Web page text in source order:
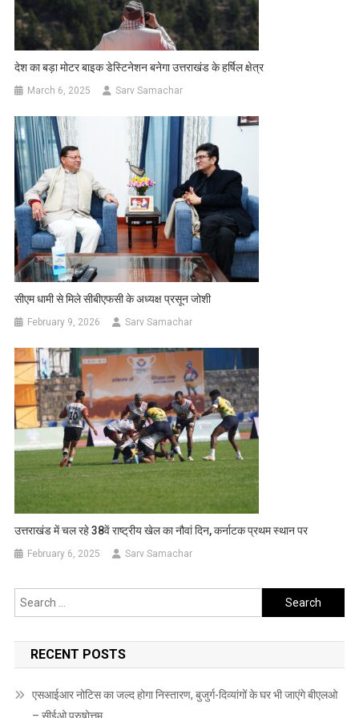
देश का बड़ा मोटर बाइक डेस्टिनेशन बनेगा उत्तराखंड के हर्षिल क्षेत्र
March 6, 2025 Sarv Samachar
सीएम धामी से मिले सीबीएफसी के अध्यक्ष प्रसून जोशी
February 9, 2026 Sarv Samachar
उत्तराखंड में चल रहे 38वें राष्ट्रीय खेल का नौवां दिन, कर्नाटक प्रथम स्थान पर
February 6, 2025 Sarv Samachar
Search
for:
RECENT POSTS
एसआईआर नोटिस का जल्द होगा निस्तारण, बुजुर्ग-दिव्यांगों के घर भी जाएंगे बीएलओ